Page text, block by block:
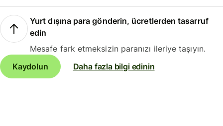
Yurt dışına para gönderin, ücretlerden tasarruf
edin
Mesafe fark etmeksizin paranızı ileriye taşıyın.
Kaydolun
Daha fazla bilgi edinin